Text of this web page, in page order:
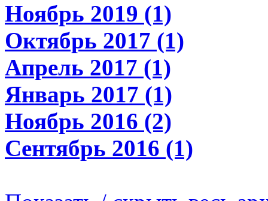
Ноябрь 2019 (1)
Октябрь 2017 (1)
Апрель 2017 (1)
Январь 2017 (1)
Ноябрь 2016 (2)
Сентябрь 2016 (1)